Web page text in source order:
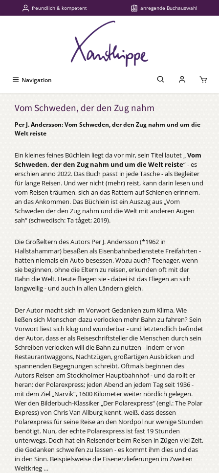
Zum Hauptinhalt springen
freundlich & kompetent anregende Buchauswahl
Navigation
Vom Schweden, der den Zug nahm
Per J. Andersson: Vom Schweden, der den Zug nahm und um die
Welt reiste
Ein kleines feines Büchlein liegt da vor mir, sein Titel lautet „ Vom
Schweden, der den Zug nahm und um die Welt reiste“ - es
erschien anno 2022. Das Buch passt in jede Tasche - als Begleiter
für lange Reisen. Und wer nicht (mehr) reist, kann darin lesen und
vom Reisen träumen, sich an das Rattern auf Schienen erinnern,
an das Ankommen. Das Büchlein ist ein Auszug aus „Vom
Schweden der den Zug nahm und die Welt mit anderen Augen
sah“ (schwedisch: Ta tåget; 2019).
Die Großeltern des Autors Per J. Andersson (*1962 in
Hallstahammar) besaßen als Eisenbahnbedienstete Freifahrten -
hatten niemals ein Auto besessen. Wozu auch? Teenager, wenn
sie beginnen, ohne die Eltern zu reisen, erkunden oft mit der
Bahn die Welt. Heute fliegen sie - dabei ist das Fliegen an sich
langweilig - und auch in allen Ländern gleich.
Der Autor macht sich im Vorwort Gedanken zum Klima. Wie
ließen sich Menschen dazu verlocken mehr Bahn zu fahren? Sein
Vorwort liest sich klug und wunderbar - und letztendlich befindet
der Autor, dass er als Reiseschriftsteller die Menschen durch sein
Schreiben verlocken will die Bahn zu nutzen - indem er von
Restaurantwaggons, Nachtzügen, großartigen Ausblicken und
spannenden Begegnungen schreibt. Oftmals beginnen des
Autors Reisen am Stockholmer Hauptbahnhof - und da rollt er
heran: der Polarexpress; jeden Abend an jedem Tag seit 1936 -
mit dem Ziel „Narvik“, 1600 Kilometer weiter nördlich gelegen.
Wer den Bilderbuch-Klassiker „Der Polarexpress“ (engl.: The Polar
Express) von Chris Van Allburg kennt, weiß, dass dessen
Polarexpress für seine Reise an den Nordpol nur wenige Stunden
benötigt. Nun, der echte Polarexpress ist fast 19 Stunden
unterwegs. Doch hat ein Reisender beim Reisen in Zügen viel Zeit,
die Gedanken schweifen zu lassen - es kommt ihm dies und das
in den Sinn. Beispielsweise die Eisenerzlieferungen im Zweiten
Weltkrieg …